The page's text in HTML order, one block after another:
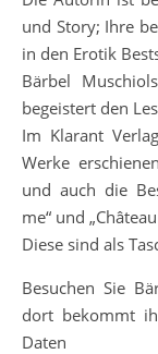
und Story; Ihre
in den Erotik
Bärbel
begeistert den
Im Klarant
Werke
und auch die
me“ und
Diese sind als
Besuchen Sie
dort bekommt
Daten